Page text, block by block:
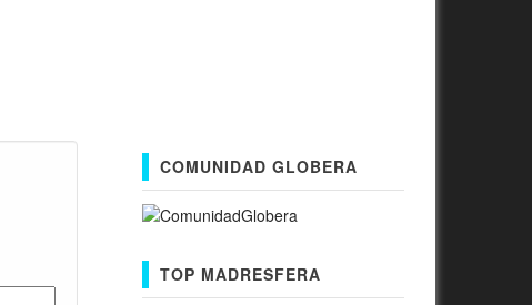
COMUNIDAD GLOBERA
TOP MADRESFERA